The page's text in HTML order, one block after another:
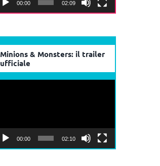
00:00 02:09
Minions & Monsters: il trailer
ufficiale
00:00 02:10